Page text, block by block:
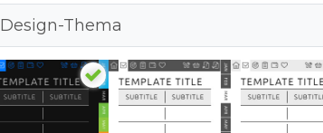
Design-Thema